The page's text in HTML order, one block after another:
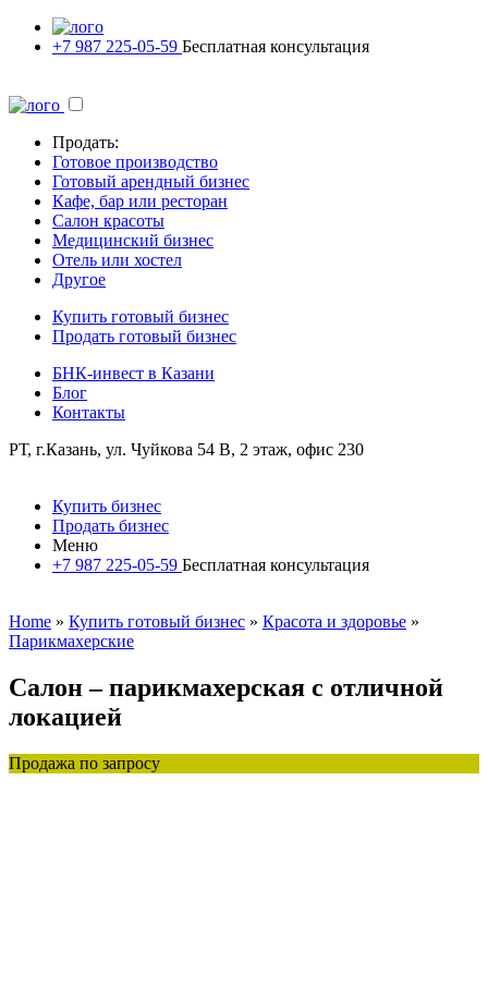
+7 987 225-05-59 Бесплатная консультация
Продать:
Готовое производство
Готовый арендный бизнес
Кафе, бар или ресторан
Салон красоты
Медицинский бизнес
Отель или хостел
Другое
Купить готовый бизнес
Продать готовый бизнес
БНК-инвест в Казани
Блог
Контакты
РТ, г.Казань, ул. Чуйкова 54 В, 2 этаж, офис 230
Купить бизнес
Продать бизнес
Меню
+7 987 225-05-59 Бесплатная консультация
Home » Купить готовый бизнес » Красота и здоровье »
Парикмахерские
Салон – парикмахерская с отличной
локацией
Продажа по запросу